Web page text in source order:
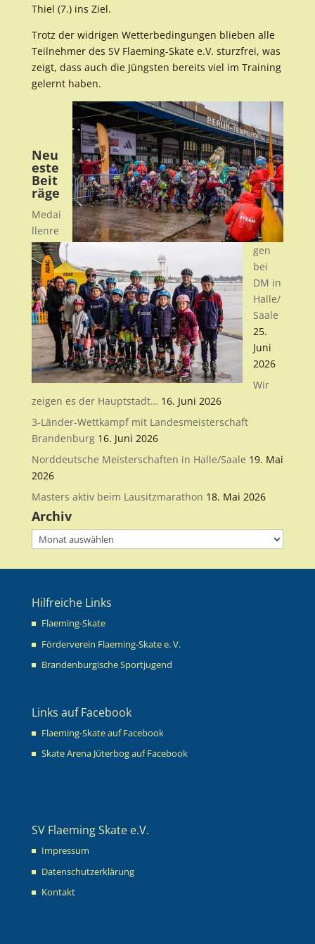
Thiel (7.) ins Ziel.
Trotz der widrigen Wetterbedingungen blieben alle
Teilnehmer des SV Flaeming-Skate e.V. sturzfrei, was
zeigt, dass auch die Jüngsten bereits viel im Training
gelernt haben.
Neu
este
Beit
räge
Medai
llenre
gen
bei
DM in
Halle/
Saale
25.
Juni
2026
Wir
zeigen es der Hauptstadt… 16. Juni 2026
3-Länder-Wettkampf mit Landesmeisterschaft
Brandenburg 16. Juni 2026
Norddeutsche Meisterschaften in Halle/Saale 19. Mai
2026
Masters aktiv beim Lausitzmarathon 18. Mai 2026
Archiv
Archiv
Hilfreiche Links
Flaeming-Skate
Förderverein Flaeming-Skate e. V.
Brandenburgische Sportjugend
Links auf Facebook
Flaeming-Skate auf Facebook
Skate Arena Jüterbog auf Facebook
SV Flaeming Skate e.V.
Impressum
Datenschutzerklärung
Kontakt